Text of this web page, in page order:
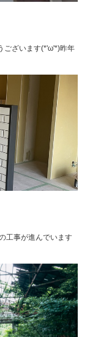
ございます(*'ω'*)昨年
工事が進んでいます